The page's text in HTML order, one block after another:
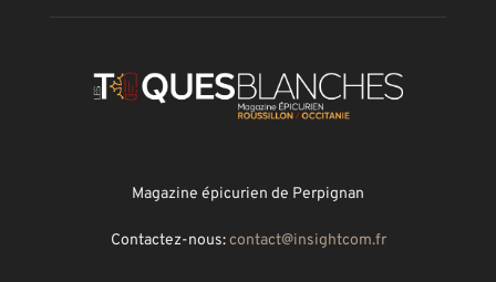
Magazine épicurien de Perpignan
Contactez-nous:contact@insightcom.fr